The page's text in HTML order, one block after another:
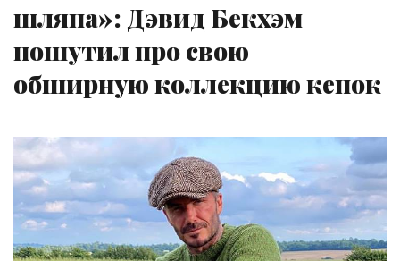
шляпа»: Дэвид Бекхэм
пошутил про свою
обширную коллекцию кепок